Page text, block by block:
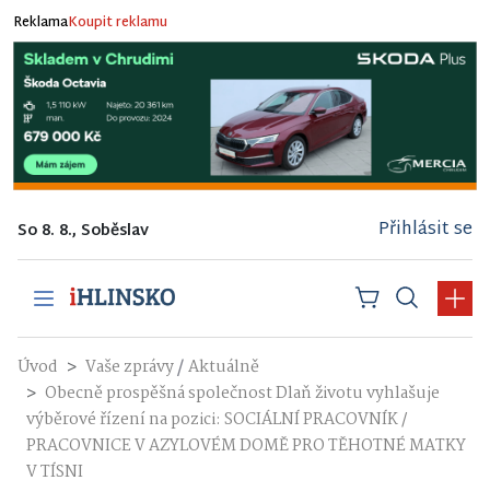
ReklamaKoupit reklamu
So 8. 8., Soběslav Přihlásit se
Úvod Vaše zprávy/Aktuálně
Obecně prospěšná společnost Dlaň životu vyhlašuje
výběrové řízení na pozici: SOCIÁLNÍ PRACOVNÍK /
PRACOVNICE V AZYLOVÉM DOMĚ PRO TĚHOTNÉ MATKY
V TÍSNI